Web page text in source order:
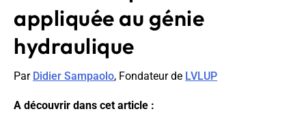
appliquée au génie
hydraulique
Par Didier Sampaolo, Fondateur de LVLUP
A découvrir dans cet article :